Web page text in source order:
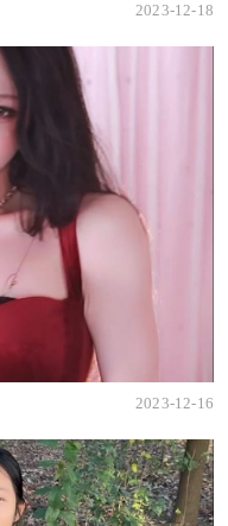
2023-12-18
2023-12-16